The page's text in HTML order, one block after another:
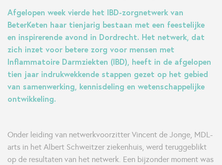
Afgelopen week vierde het IBD-zorgnetwerk van
BeterKeten haar tienjarig bestaan met een feestelijke
en inspirerende avond in Dordrecht. Het netwerk, dat
zich inzet voor betere zorg voor mensen met
Inflammatoire Darmziekten (IBD), heeft in de afgelopen
tien jaar indrukwekkende stappen gezet op het gebied
van samenwerking, kennisdeling en wetenschappelijke
ontwikkeling.
Onder leiding van netwerkvoorzitter Vincent de Jonge, MDL-
arts in het Albert Schweitzer ziekenhuis, werd teruggeblikt
op de resultaten van het netwerk. Een bijzonder moment was